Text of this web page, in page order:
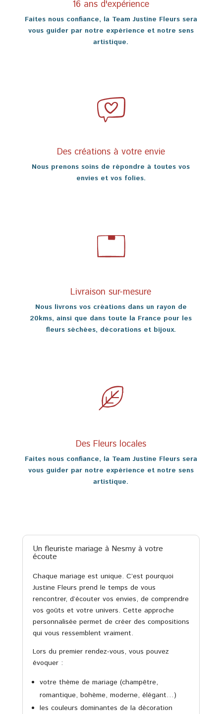
16 ans d'expérience
Faites nous confiance, la Team Justine Fleurs sera
vous guider par notre expérience et notre sens
artistique.
Des créations à votre envie
Nous prenons soins de répondre à toutes vos
envies et vos folies.
Livraison sur-mesure
Nous livrons vos créations dans un rayon de
20kms, ainsi que dans toute la France pour les
fleurs séchées, décorations et bijoux.
Des Fleurs locales
Faites nous confiance, la Team Justine Fleurs sera
vous guider par notre expérience et notre sens
artistique.
Un fleuriste mariage à Nesmy à votre
écoute
Chaque mariage est unique. C’est pourquoi
Justine Fleurs prend le temps de vous
rencontrer, d’écouter vos envies, de comprendre
vos goûts et votre univers. Cette approche
personnalisée permet de créer des compositions
qui vous ressemblent vraiment.
Lors du premier rendez-vous, vous pouvez
évoquer :
votre thème de mariage (champêtre,
romantique, bohème, moderne, élégant…)
les couleurs dominantes de la décoration